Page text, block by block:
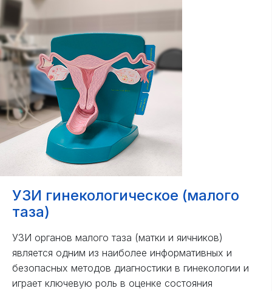
УЗИ гинекологическое (малого
таза)
УЗИ органов малого таза (матки и яичников)
является одним из наиболее информативных и
безопасных методов диагностики в гинекологии и
играет ключевую роль в оценке состояния